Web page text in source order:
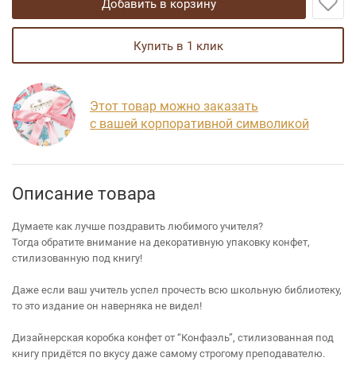
купить в 1 клик
Этот товар можно заказать
с вашей корпоративной символикой
Описание товара
Думаете как лучше поздравить любимого учителя?
Тогда обратите внимание на декоративную упаковку конфет,
стилизованную под книгу!
Даже если ваш учитель успел прочесть всю школьную библиотеку,
то это издание он наверняка не видел!
Дизайнерская коробка конфет от “Конфаэль”, стилизованная под
книгу придётся по вкусу даже самому строгому преподавателю.